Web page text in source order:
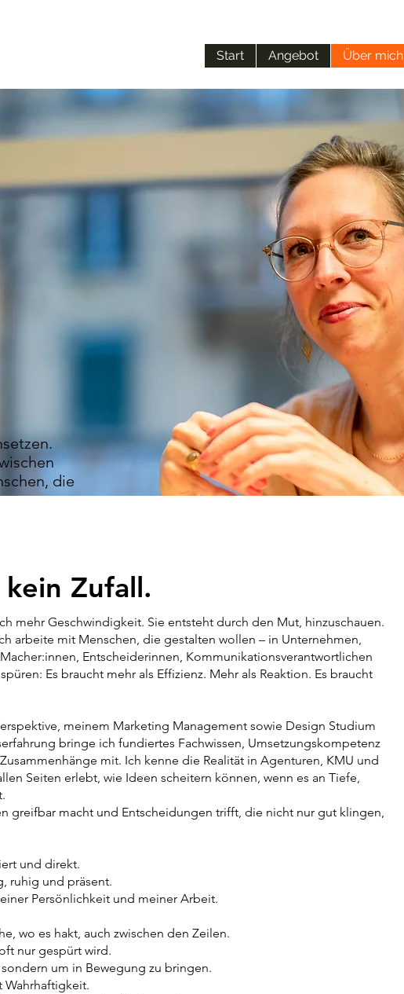
Start Angebot Über mich
die
Zufall.
mehr Geschwindigkeit. Sie entsteht durch den Mut, hinzuschauen.
arbeite mit Menschen, die gestalten wollen – in Unternehmen,
Entscheiderinnen, Kommunikationsverantwortlichen
Es braucht mehr als Effizienz. Mehr als Reaktion. Es braucht
meinem Marketing Management sowie Design Studium
bringe ich fundiertes Fachwissen, Umsetzungskompetenz
mit. Ich kenne die Realität in Agenturen, KMU und
Seiten erlebt, wie Ideen scheitern können, wenn es an Tiefe,
greifbar macht und Entscheidungen trifft, die nicht nur gut klingen,
und direkt.
ruhig und präsent.
Persönlichkeit und meiner Arbeit.
wo es hakt, auch zwischen den Zeilen.
nur gespürt wird.
um in Bewegung zu bringen.
Wahrhaftigkeit.